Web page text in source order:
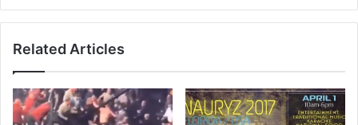
р
л
Д
т
б
о
Related Articles